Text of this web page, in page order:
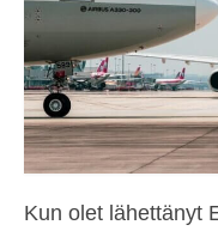
Čeština (
Dansk(
English(
Eesti
Kun olet lähettänyt